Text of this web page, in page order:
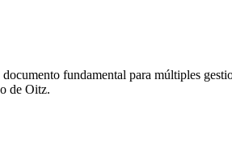
fundamental para múltiples
de Oitz.